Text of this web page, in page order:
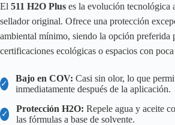
El 511 H2O Plus es la evolución tecnológica
sellador original. Ofrece una protección
ambiental mínimo, siendo la opción preferida
certificaciones ecológicas o espacios con
✓
Bajo en COV: Casi sin olor, lo que
inmediatamente después de la aplicación.
✓
Protección H2O: Repele agua y aceite
las fórmulas a base de solvente.